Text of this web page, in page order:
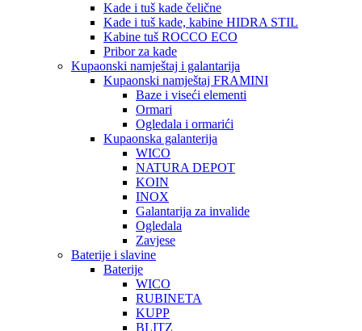
Kade i tuš kade čelične
Kade i tuš kade, kabine HIDRA STIL
Kabine tuš ROCCO ECO
Pribor za kade
Kupaonski namještaj i galantarija
Kupaonski namještaj FRAMINI
Baze i viseći elementi
Ormari
Ogledala i ormarići
Kupaonska galanterija
WICO
NATURA DEPOT
KOIN
INOX
Galantarija za invalide
Ogledala
Zavjese
Baterije i slavine
Baterije
WICO
RUBINETA
KUPP
BLITZ